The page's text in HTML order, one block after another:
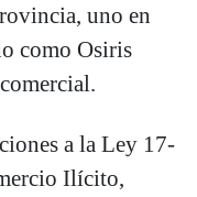
uno en
como Osiris
a la Ley 17-
Ilícito,